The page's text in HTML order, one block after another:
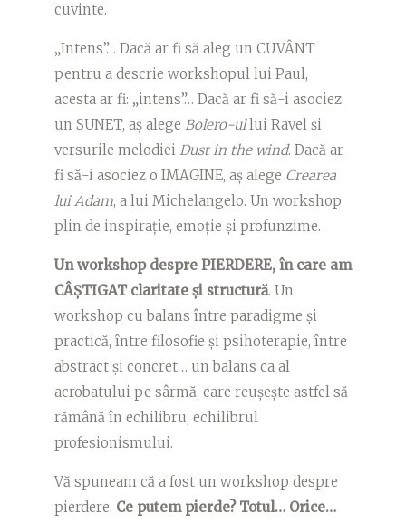
cuvinte.
„Intens”… Dacă ar fi să aleg un CUVÂNT
pentru a descrie workshopul lui Paul,
acesta ar fi: „intens”… Dacă ar fi să-i asociez
un SUNET, aș alege Bolero-ullui Ravel și
versurile melodiei Dust in the wind. Dacă ar
fi să-i asociez o IMAGINE, aș alege Crearea
lui Adam, a lui Michelangelo. Un workshop
plin de inspirație, emoție și profunzime.
Un workshop despre PIERDERE, în care am
CÂȘTIGAT claritate și structură. Un
workshop cu balans între paradigme și
practică, între filosofie și psihoterapie, între
abstract și concret… un balans ca al
acrobatului pe sârmă, care reușește astfel să
rămână în echilibru, echilibrul
profesionismului.
Vă spuneam că a fost un workshop despre
pierdere. Ce putem pierde? Totul… Orice…